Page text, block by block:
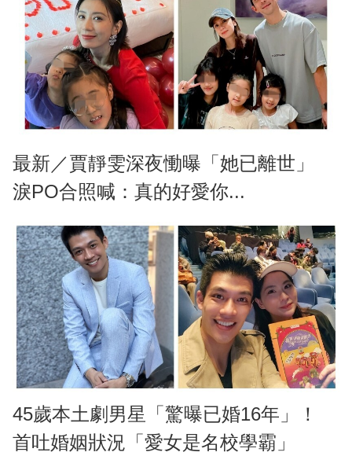
最新／賈靜雯深夜慟曝「她已離世」
淚PO合照喊：真的好愛你...
45歲本土劇男星「驚曝已婚16年」！
首吐婚姻狀況「愛女是名校學霸」